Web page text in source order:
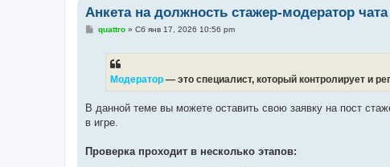
Анкета на должность стажер-модератор чата
С
е
quattro» Сб янв 17, 2026 10:56 pm
Модератор — это специалист, который контролирует и
В данной теме вы можете оставить свою заявку на пост
в игре.
Проверка проходит в несколько этапов: